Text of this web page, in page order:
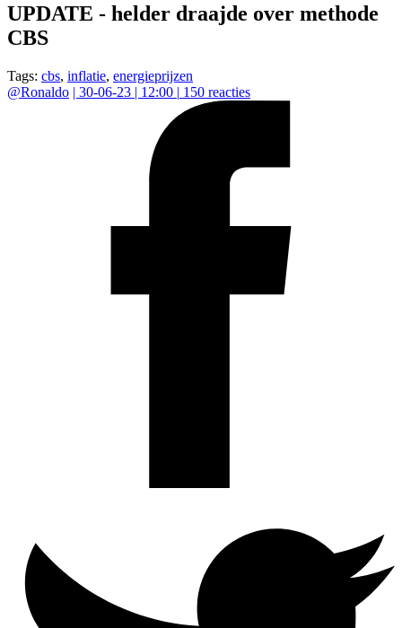
UPDATE - helder draajde over methode
CBS
Tags: cbs, inflatie, energieprijzen
@Ronaldo | 30-06-23 | 12:00 | 150 reacties